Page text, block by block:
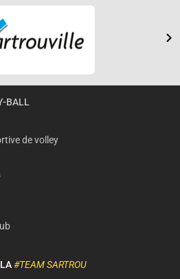
BALL
de volley
#TEAM SARTROU